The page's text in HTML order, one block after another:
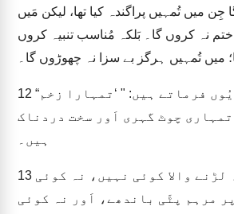
جِن میں تُمہیں پراگندہ کیا تھا، لیکن مَیں
نہ کروں گا۔ بَلکہ مُناسب تنبیہ کروں
12 “کیونکہ یَاہوِہ یُوں فرماتے ہیں: " ‘تمہارا زخم
تمہاری چوٹ گہری اَور سخت دردناک
ہیں۔
13
مرہم پٹّی باندھے، اَور نہ کوئی